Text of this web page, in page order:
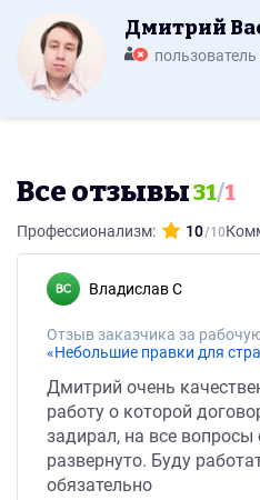
Дмитрий
Все отзывы31/1
Профессионализм: 10
Владислав С
Отзыв заказчика за
«Небольшие правки для
Дмитрий очень
работу о которой
задирал, на все вопросы
развернуто. Буду
обязательно